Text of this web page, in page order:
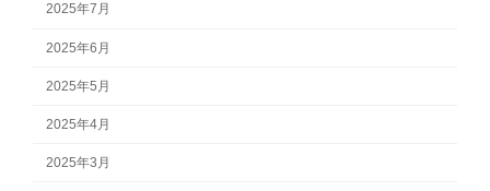
2025年7月
2025年6月
2025年5月
2025年4月
2025年3月